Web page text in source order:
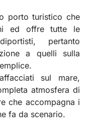
porto turistico che
ed offre tutte le
pertanto
a quelli sulla
sul mare,
atmosfera di
che accompagna i
fa da scenario.